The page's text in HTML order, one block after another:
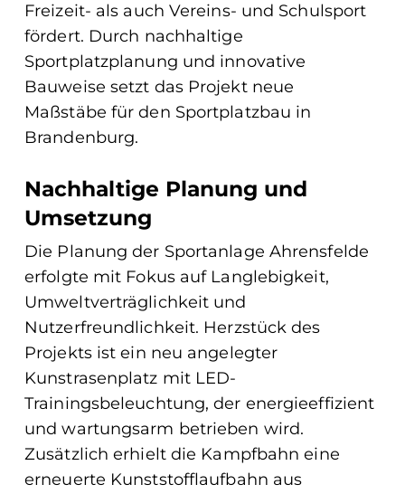
Freizeit- als auch Vereins- und Schulsport
fördert. Durch nachhaltige
Sportplatzplanung und innovative
Bauweise setzt das Projekt neue
Maßstäbe für den Sportplatzbau in
Brandenburg.
Nachhaltige Planung und
Umsetzung
Die Planung der Sportanlage Ahrensfelde
erfolgte mit Fokus auf Langlebigkeit,
Umweltverträglichkeit und
Nutzerfreundlichkeit. Herzstück des
Projekts ist ein neu angelegter
Kunstrasenplatz mit LED-
Trainingsbeleuchtung, der energieeffizient
und wartungsarm betrieben wird.
Zusätzlich erhielt die Kampfbahn eine
erneuerte Kunststofflaufbahn aus